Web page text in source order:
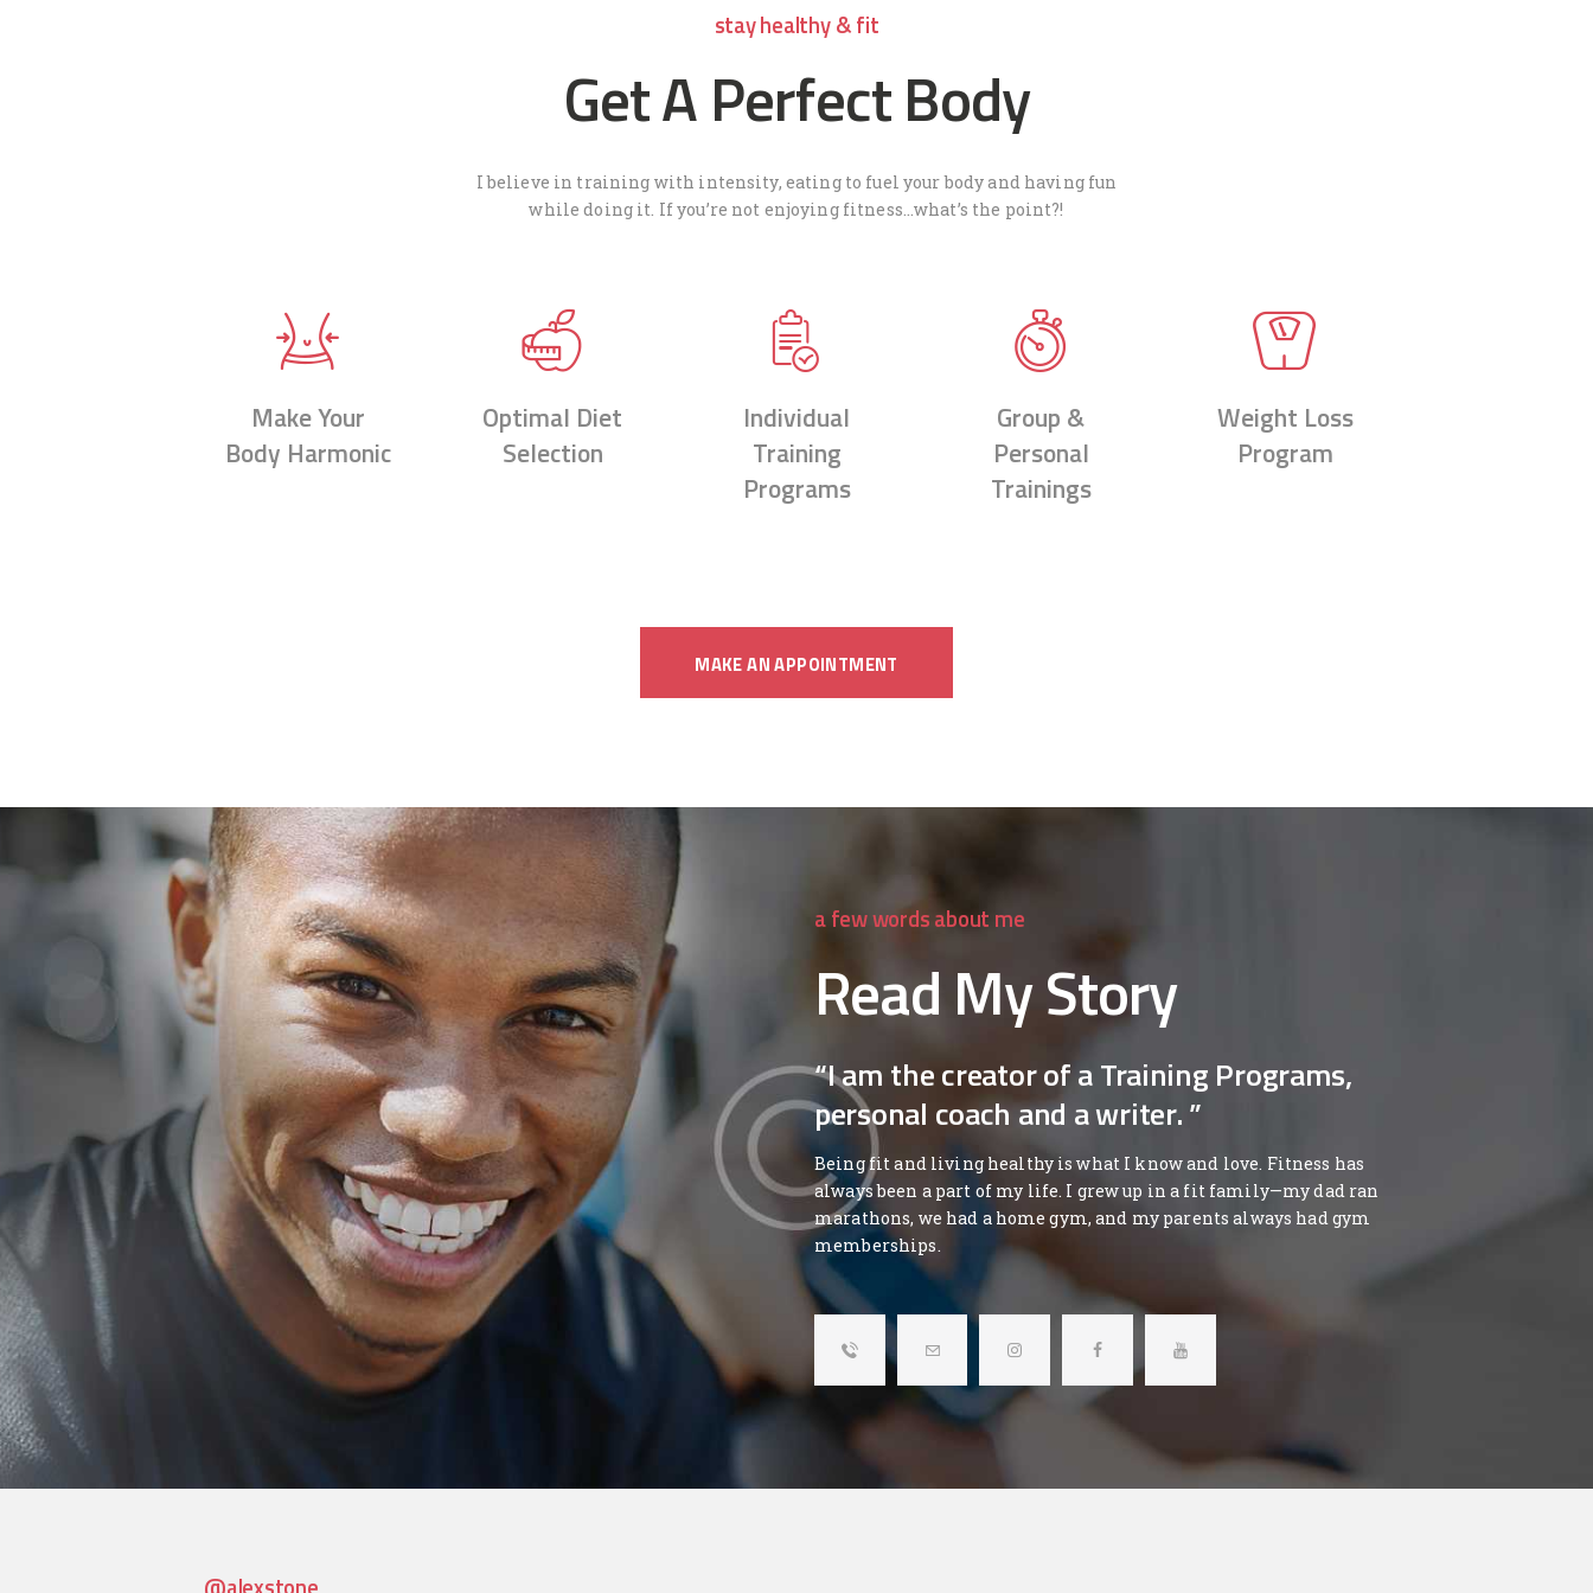
stay healthy & fit
Get A Perfect Body
I believe in training with intensity, eating to fuel your body and having fun
while doing it. If you’re not enjoying fitness…what’s the point?!
Make Your
Body Harmonic
Optimal Diet
Selection
Individual
Training
Programs
Group &
Personal
Trainings
Weight Loss
Program
MAKE AN APPOINTMENT
a few words about me
Read My Story
“I am the creator of a Training Programs,
personal coach and a writer. ”
Being fit and living healthy is what I know and love. Fitness has
always been a part of my life. I grew up in a fit family—my dad ran
marathons, we had a home gym, and my parents always had gym
memberships.